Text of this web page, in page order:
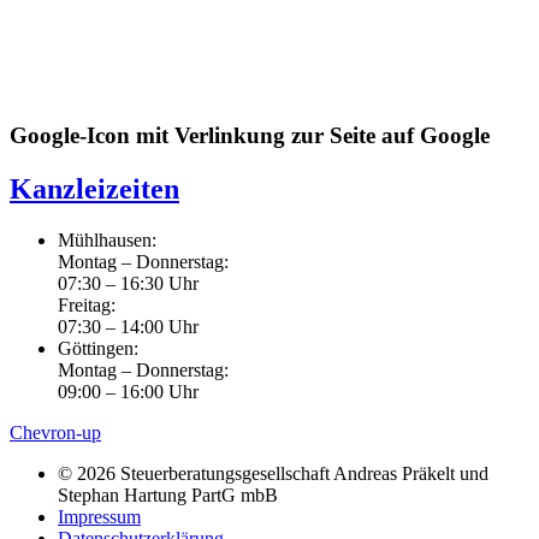
Google-Icon mit Verlinkung zur Seite auf Google
Kanzleizeiten
Mühlhausen:
Montag – Donnerstag:
07:30 – 16:30 Uhr
Freitag:
07:30 – 14:00 Uhr
Göttingen:
Montag – Donnerstag:
09:00 – 16:00 Uhr
Chevron-up
© 2026 Steuerberatungsgesellschaft Andreas Präkelt und
Stephan Hartung PartG mbB
Impressum